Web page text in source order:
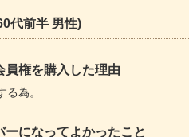
代前半 男性)
員権を購入した理由
る為。
ーになってよかったこと